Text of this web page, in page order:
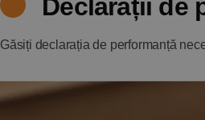
Declarații de
Găsiți declarația de performanță